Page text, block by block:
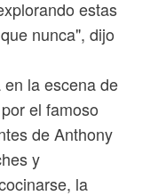
estas
nunca", dijo
la escena de
el famoso
de Anthony
y
la